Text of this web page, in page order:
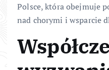
Polsce, która obejmuje
nad chorymi i wsparcie